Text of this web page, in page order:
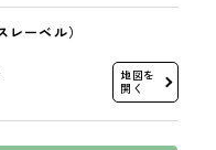
ーベル）
地図を
開く